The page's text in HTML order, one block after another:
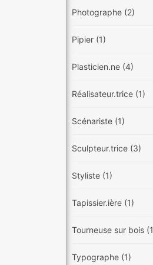
Photographe (2)
Pipier (1)
Plasticien.ne (4)
Réalisateur.trice (1)
Scénariste (1)
Sculpteur.trice (3)
Styliste (1)
Tapissier.ière (1)
Tourneuse sur bois
Typographe (1)